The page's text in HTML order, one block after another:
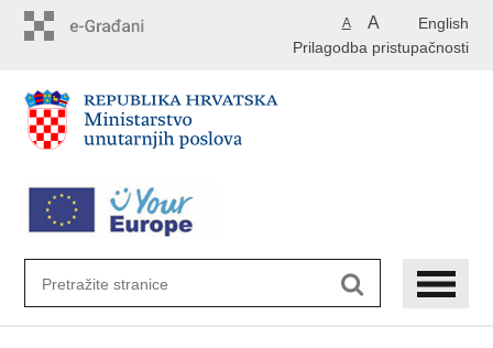
English
A A
Prilagodba pristupačnosti